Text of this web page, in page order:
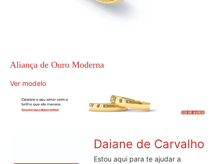
Aliança de Ouro Moderna
Ver modelo
Daiane de Carvalho
Estou aqui para te ajudar a